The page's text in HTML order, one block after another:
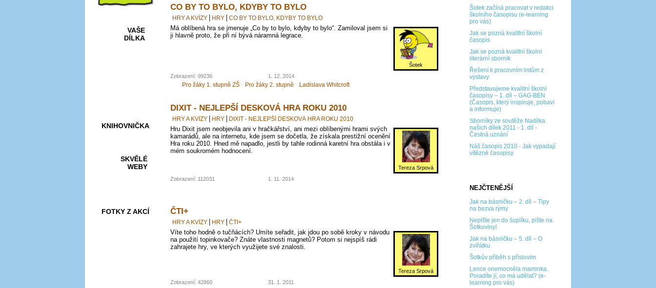
VAŠE
DÍLKA
KNIHOVNIČKA
SKVĚLÉ
WEBY
FOTKY Z AKCÍ
Šotek začíná pracovat v redakci
školního časopisu (e-learning
pro vás)
Jak se pozná kvalitní školní
časopis
Jak se pozná kvalitní školní
literární sborník
Řešení k pracovním listům z
výstavy
Představujeme kvalitní školní
časopisy – 1. díl – GAG-BEN
(Časopis, který inspiruje, pobaví
a informuje)
Sborníky ze soutěže Nadílka
našich dílek 2011 - 1. díl -
Čestná uznání
Náš časopis 2010 - Jak vypadají
vítězné časopisy
NEJČTENĚJŠÍ
Jak na básničku – 2. díl – Tipy
na bezva rýmy
Nepište jen do šuplíku, pište na
Šotkoviny!
Jak na básničku – 5. díl – O
zvířátku
Šotkův příběh s příslovím
Lence onemocněla maminka.
Poradíte jí, co má udělat? (e-
learning pro vás)
CO BY TO BYLO, KDYBY TO BYLO
HRY A KVÍZY HRY CO BY TO BYLO, KDYBY TO BYLO
Šotek
Má oblíbená hra se jmenuje „Co by to bylo, kdyby to bylo“. Zamiloval jsem si
ji hlavně proto, že při ní bývá náramná legrace.
Zobrazení: 99236 1. 12. 2014
Pro žáky 1. stupně ZŠ Pro žáky 2. stupně Ladislava Whitcroft
DIXIT - NEJLEPŠÍ DESKOVÁ HRA ROKU 2010
HRY A KVÍZY HRY DIXIT - NEJLEPŠÍ DESKOVÁ HRA ROKU 2010
Tereza Srpová
Hru Dixit jsem neobjevila ani v hračkářství, ani mezi oblíbenými hrami svých
kamarádů, ale na internetu, kde jsem se dočetla, že získala prestižní ocenění
Hra roku 2010. Hned mě napadlo, jestli by tahle rodinná karetní hra obstála i v
mém soukromém hodnocení.
Zobrazení: 112031 1. 11. 2014
ČTI+
HRY A KVÍZY HRY ČTI+
Tereza Srpová
Víte toho hodně o tučňácích? Umíte seřadit, jak jdou po sobě kroky v návodu
na použití topinkovače? Znáte vlastnosti magnetů? Potom si nejspíš rádi
zahrajete hry, ve kterých využijete své znalosti.
Zobrazení: 42860 31. 1. 2011